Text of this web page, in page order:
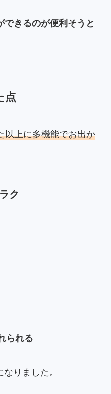
できるのが便利そうと
点
以上に多機能でお出か
ク
られる
りました。